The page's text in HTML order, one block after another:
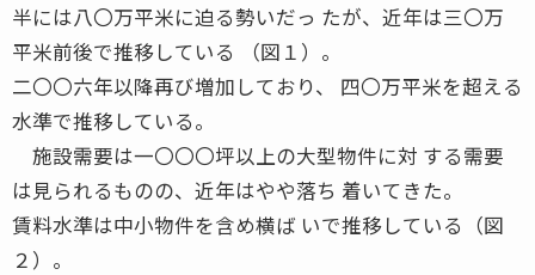
半には八〇万平米に迫る勢いだっ たが、近年は三〇万
平米前後で推移している （図１）。
二〇〇六年以降再び増加しており、 四〇万平米を超える
水準で推移している。
施設需要は一〇〇〇坪以上の大型物件に対 する需要
は見られるものの、近年はやや落ち 着いてきた。
賃料水準は中小物件を含め横ば いで推移している（図
２）。